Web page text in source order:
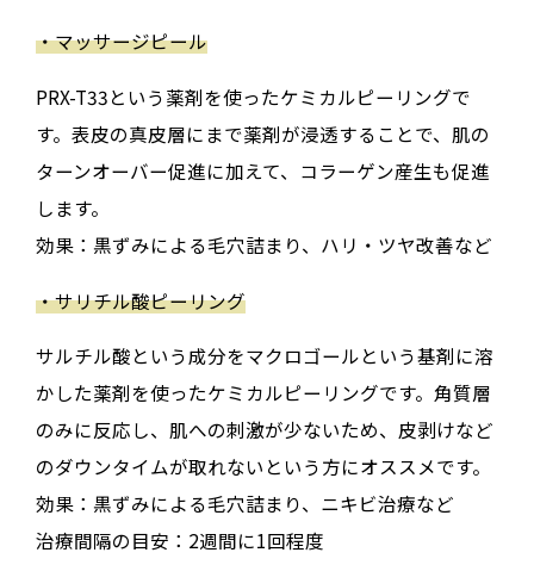
・マッサージピール
PRX-T33という薬剤を使ったケミカルピーリングで
す。表皮の真皮層にまで薬剤が浸透することで、肌の
ターンオーバー促進に加えて、コラーゲン産生も促進
します。
効果：黒ずみによる毛穴詰まり、ハリ・ツヤ改善など
・サリチル酸ピーリング
サルチル酸という成分をマクロゴールという基剤に溶
かした薬剤を使ったケミカルピーリングです。角質層
のみに反応し、肌への刺激が少ないため、皮剥けなど
のダウンタイムが取れないという方にオススメです。
効果：黒ずみによる毛穴詰まり、ニキビ治療など
治療間隔の目安：2週間に1回程度